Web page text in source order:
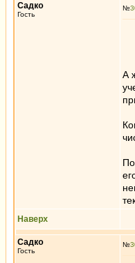
Садко
Гость
№
А
Наверх
Садко
Гость
№